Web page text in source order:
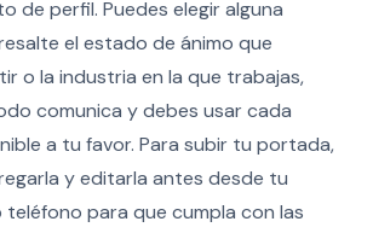
de perfil. Puedes elegir alguna
el estado de ánimo que
o la industria en la que trabajas,
comunica y debes usar cada
a tu favor. Para subir tu portada,
y editarla antes desde tu
para que cumpla con las